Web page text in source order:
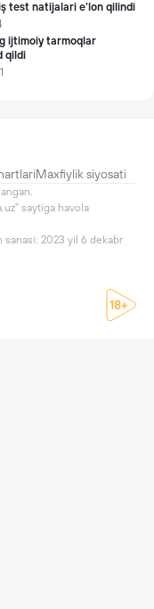
test natijalari e'lon qilindi
ijtimoiy tarmoqlar
qildi
Maxfiylik siyosati
saytiga havola
2023 yil 6 dekabr